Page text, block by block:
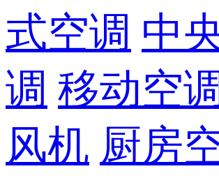
式空调 中
调 移动空调
风机 厨房